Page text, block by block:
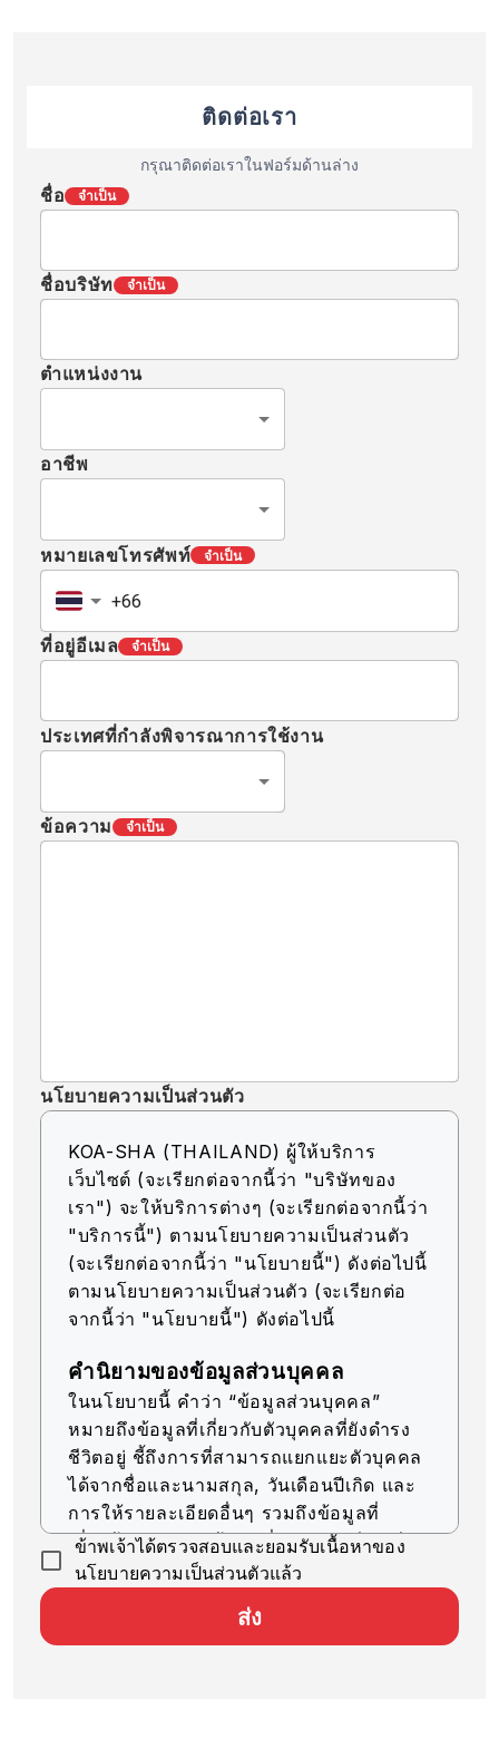
ติดต่อเรา
กรุณาติดต่อเราในฟอร์มด้านล่าง
ชื่อ จำเป็น
ชื่อบริษัท จำเป็น
ตำแหน่งงาน
อาชีพ
หมายเลขโทรศัพท์ จำเป็น
ที่อยู่อีเมล จำเป็น
ประเทศที่กำลังพิจารณาการใช้งาน
ข้อความ จำเป็น
นโยบายความเป็นส่วนตัว
KOA-SHA (THAILAND) ผู้ให้บริการ
เว็บไซต์ (จะเรียกต่อจากนี้ว่า "บริษัทของ
เรา") จะให้บริการต่างๆ (จะเรียกต่อจากนี้ว่า
"บริการนี้") ตามนโยบายความเป็นส่วนตัว
(จะเรียกต่อจากนี้ว่า "นโยบายนี้") ดังต่อไปนี้
ตามนโยบายความเป็นส่วนตัว (จะเรียกต่อ
จากนี้ว่า "นโยบายนี้") ดังต่อไปนี้
คำนิยามของข้อมูลส่วนบุคคล
ในนโยบายนี้ คำว่า “ข้อมูลส่วนบุคคล”
หมายถึงข้อมูลที่เกี่ยวกับตัวบุคคลที่ยังดำรง
ชีวิตอยู่ ชี้ถึงการที่สามารถแยกแยะตัวบุคคล
ได้จากชื่อและนามสกุล, วันเดือนปีเกิด และ
การให้รายละเอียดอื่นๆ รวมถึงข้อมูลที่
เกี่ยวข้อง (รวมถึงข้อมูลที่สามารถเทียบเคียง
กับข้อมูลอื่นๆ ได้ง่าย ซึ่งจะช่วยให้สามารถ
การรับข้อมูลส่วนบุคคล
ข้าพเจ้าได้ตรวจสอบและยอมรับเนื้อหาของ
นโยบายความเป็นส่วนตัวแล้ว
ส่ง